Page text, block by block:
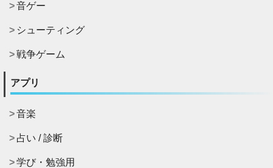
音ゲー
シューティング
戦争ゲーム
アプリ
音楽
占い / 診断
学び・勉強用